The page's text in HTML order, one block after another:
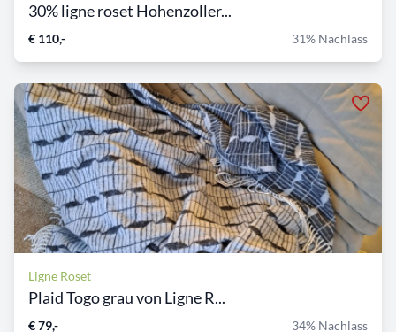
30% ligne roset Hohenzoller...
€ 110,- 31% Nachlass
Ligne Roset
Plaid Togo grau von Ligne R...
€ 79,- 34% Nachlass